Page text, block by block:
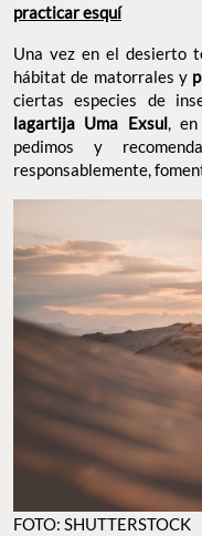
practicar esquí
Una vez en el desierto
hábitat de matorrales y
ciertas especies de
lagartija Uma Exsul,
pedimos y
responsablemente,
FOTO: SHUTTERSTOCK